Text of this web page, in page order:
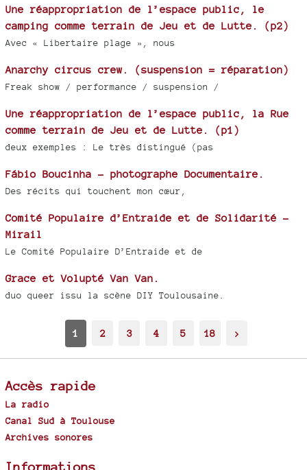
Une réappropriation de l’espace public, le
camping comme terrain de Jeu et de Lutte. (p2)
Avec « Libertaire plage », nous
Anarchy circus crew. (suspension = réparation)
Freak show / performance / suspension /
Une réappropriation de l’espace public, la Rue
comme terrain de Jeu et de Lutte. (p1)
deux exemples : Le très distingué (pas
Fábio Boucinha - photographe Documentaire.
Des récits qui touchent mon cœur,
Comité Populaire d’Entraide et de Solidarité -
Mirail
Le Comité Populaire D’Entraide et de
Grace et Volupté Van Van.
duo queer issu la scène DIY Toulousaine.
1 2 3 4 5 18 >
Accès rapide
La radio
Canal Sud à Toulouse
Archives sonores
Informations